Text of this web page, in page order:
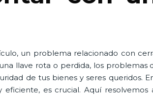
un problema relacionado con
llave rota o perdida, los problemas
de tus bienes y seres queridos.
es crucial. Aquí